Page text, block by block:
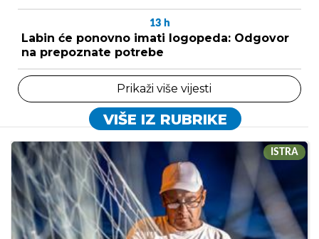
13 h
Labin će ponovno imati logopeda: Odgovor
na prepoznate potrebe
Prikaži više vijesti
VIŠE IZ RUBRIKE
ISTRA